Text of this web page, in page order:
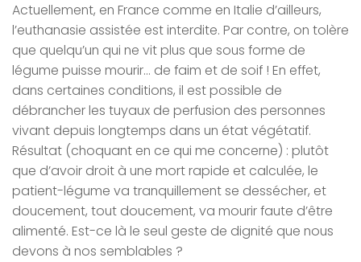
Actuellement, en France comme en Italie d’ailleurs,
l’euthanasie assistée est interdite. Par contre, on tolère
que quelqu’un qui ne vit plus que sous forme de
légume puisse mourir… de faim et de soif ! En effet,
dans certaines conditions, il est possible de
débrancher les tuyaux de perfusion des personnes
vivant depuis longtemps dans un état végétatif.
Résultat (choquant en ce qui me concerne) : plutôt
que d’avoir droit à une mort rapide et calculée, le
patient-légume va tranquillement se dessécher, et
doucement, tout doucement, va mourir faute d’être
alimenté. Est-ce là le seul geste de dignité que nous
devons à nos semblables ?